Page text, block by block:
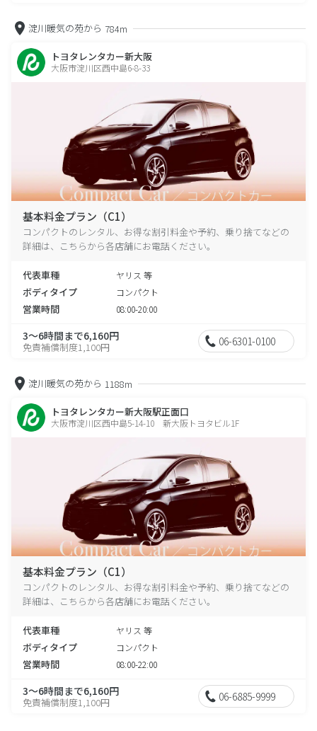
淀川暖気の苑から 784m
トヨタレンタカー新大阪
大阪市淀川区西中島6-8-33
基本料金プラン（C1）
コンパクトのレンタル、お得な割引料金や予約、乗り捨てなどの
詳細は、こちらから各店舗にお電話ください。
代表車種 ヤリス 等
ボディタイプ コンパクト
営業時間 08:00-20:00
3～6時間まで6,160円
免責補償制度1,100円 06-6301-0100
淀川暖気の苑から 1188m
トヨタレンタカー新大阪駅正面口
大阪市淀川区西中島5-14-10 新大阪トヨタビル1F
基本料金プラン（C1）
コンパクトのレンタル、お得な割引料金や予約、乗り捨てなどの
詳細は、こちらから各店舗にお電話ください。
代表車種 ヤリス 等
ボディタイプ コンパクト
営業時間 08:00-22:00
3～6時間まで6,160円
免責補償制度1,100円 06-6885-9999